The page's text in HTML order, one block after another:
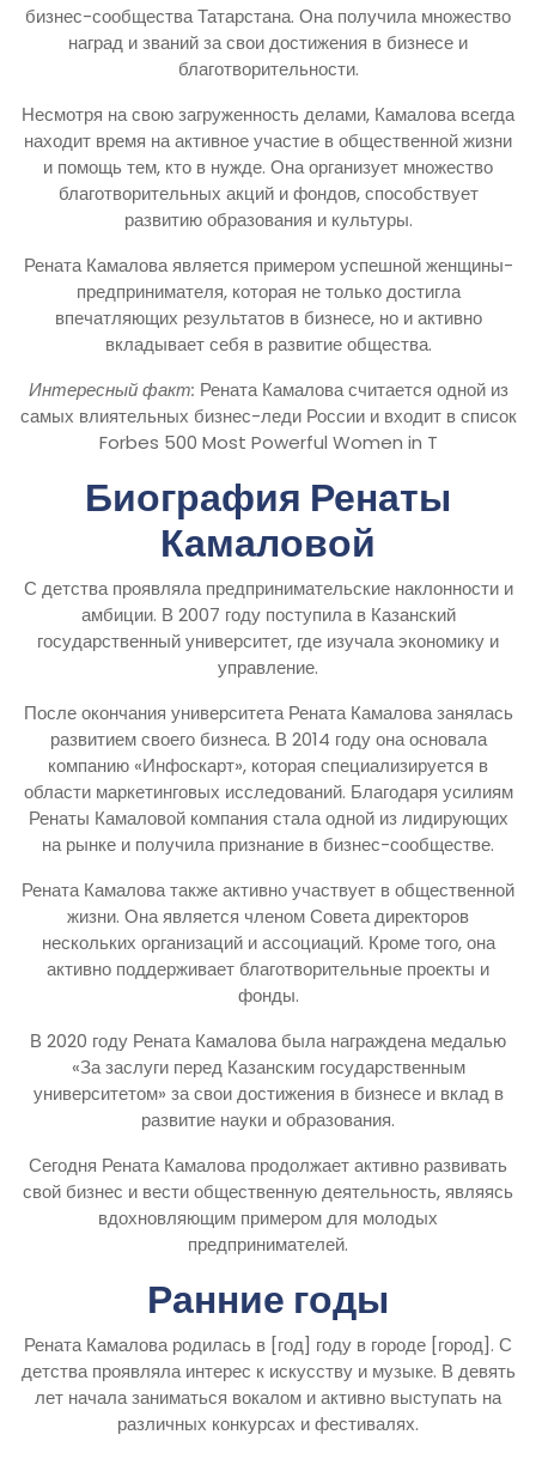
бизнес-сообщества Татарстана. Она получила множество
наград и званий за свои достижения в бизнесе и
благотворительности.
Несмотря на свою загруженность делами, Камалова всегда
находит время на активное участие в общественной жизни
и помощь тем, кто в нужде. Она организует множество
благотворительных акций и фондов, способствует
развитию образования и культуры.
Рената Камалова является примером успешной женщины-
предпринимателя, которая не только достигла
впечатляющих результатов в бизнесе, но и активно
вкладывает себя в развитие общества.
Интересный факт: Рената Камалова считается одной из
самых влиятельных бизнес-леди России и входит в список
Forbes 500 Most Powerful Women in T
Биография Ренаты
Камаловой
С детства проявляла предпринимательские наклонности и
амбиции. В 2007 году поступила в Казанский
государственный университет, где изучала экономику и
управление.
После окончания университета Рената Камалова занялась
развитием своего бизнеса. В 2014 году она основала
компанию «Инфоскарт», которая специализируется в
области маркетинговых исследований. Благодаря усилиям
Ренаты Камаловой компания стала одной из лидирующих
на рынке и получила признание в бизнес-сообществе.
Рената Камалова также активно участвует в общественной
жизни. Она является членом Совета директоров
нескольких организаций и ассоциаций. Кроме того, она
активно поддерживает благотворительные проекты и
фонды.
В 2020 году Рената Камалова была награждена медалью
«За заслуги перед Казанским государственным
университетом» за свои достижения в бизнесе и вклад в
развитие науки и образования.
Сегодня Рената Камалова продолжает активно развивать
свой бизнес и вести общественную деятельность, являясь
вдохновляющим примером для молодых
предпринимателей.
Ранние годы
Рената Камалова родилась в [год] году в городе [город]. С
детства проявляла интерес к искусству и музыке. В девять
лет начала заниматься вокалом и активно выступать на
различных конкурсах и фестивалях.